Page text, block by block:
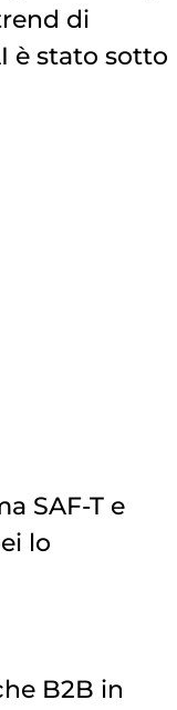
di
è stato sotto
SAF-T e
lo
B2B in